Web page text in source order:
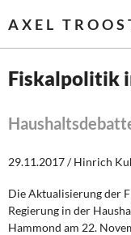
AXEL
Leitlinien linker
Wirtschaftspolitik
Fiskalpolitik
29.11.2017 / Hinrich
Die Aktualisierung der
Regierung in der
Hammond am 22.